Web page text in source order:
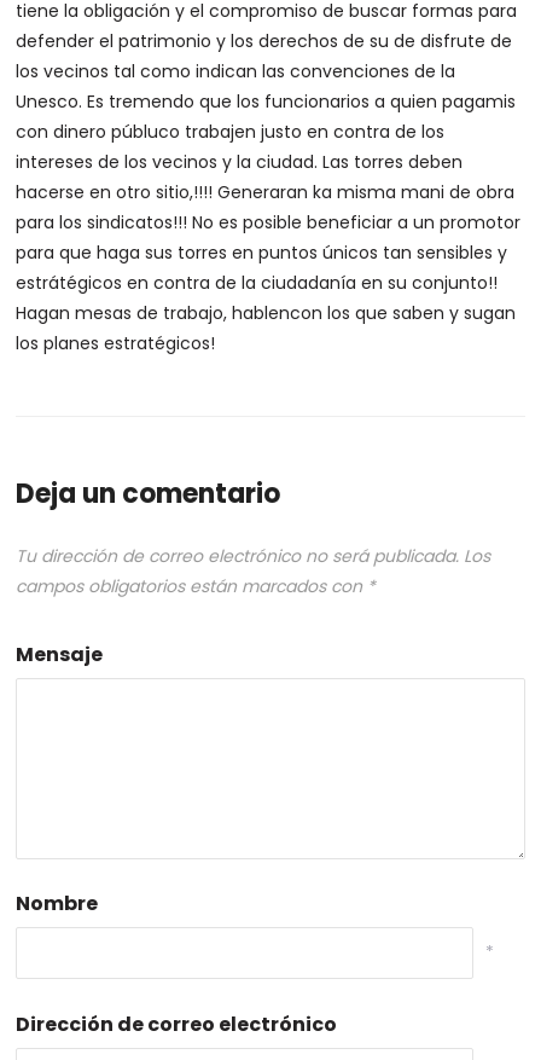
tiene la obligación y el compromiso de buscar formas para
defender el patrimonio y los derechos de su de disfrute de
los vecinos tal como indican las convenciones de la
Unesco. Es tremendo que los funcionarios a quien pagamis
con dinero públuco trabajen justo en contra de los
intereses de los vecinos y la ciudad. Las torres deben
hacerse en otro sitio,!!!! Generaran ka misma mani de obra
para los sindicatos!!! No es posible beneficiar a un promotor
para que haga sus torres en puntos únicos tan sensibles y
estrátégicos en contra de la ciudadanía en su conjunto!!
Hagan mesas de trabajo, hablencon los que saben y sugan
los planes estratégicos!
Deja un comentario
Tu dirección de correo electrónico no será publicada. Los
campos obligatorios están marcados con *
Mensaje
Nombre
*
Dirección de correo electrónico